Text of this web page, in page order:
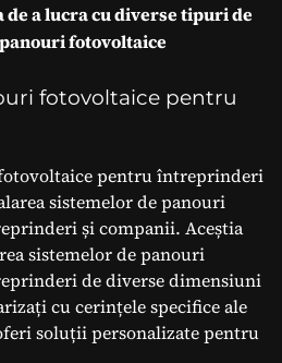
de a lucra cu diverse tipuri de
fotovoltaice
fotovoltaice pentru
pentru întreprinderi
sistemelor de panouri
și companii. Aceștia
sistemelor de panouri
de diverse dimensiuni
cu cerințele specifice ale
soluții personalizate pentru